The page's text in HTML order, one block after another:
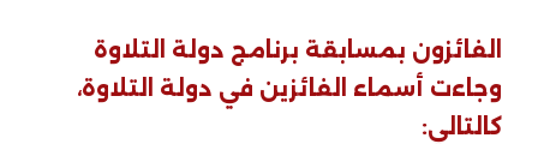
الفائزون بمسابقة برنامج دولة التلاوة
وجاءت أسماء الفائزين في دولة التلاوة،
كالتالي: